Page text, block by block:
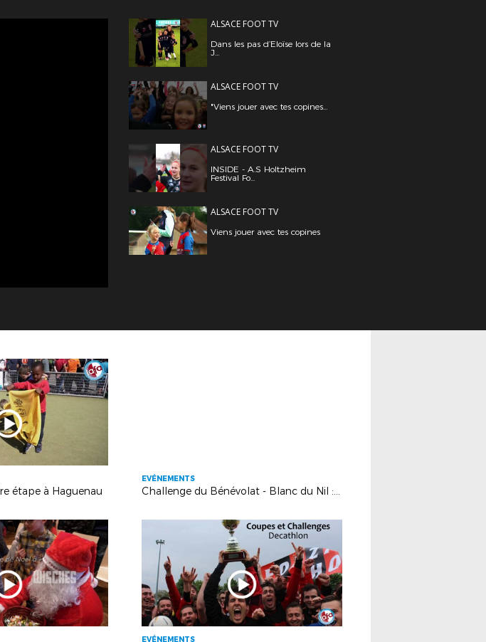
ALSACE FOOT TV
Dans les pas d’Eloïse lors de la
J...
ALSACE FOOT TV
"Viens jouer avec tes copines...
ALSACE FOOT TV
INSIDE - A.S Holtzheim
Festival Fo...
ALSACE FOOT TV
Viens jouer avec tes copines
étape à Haguenau
EVÉNEMENTS
Challenge du Bénévolat - Blanc du Nil : l'AS Andolsheim honorée !
EVÉNEMENTS